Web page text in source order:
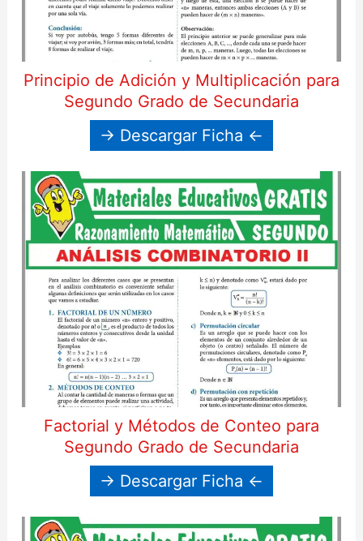
Principio de Adición y Multiplicación para
Segundo Grado de Secundaria
→ Descargar Ficha ←
Factorial y Métodos de Conteo para
Segundo Grado de Secundaria
→ Descargar Ficha ←